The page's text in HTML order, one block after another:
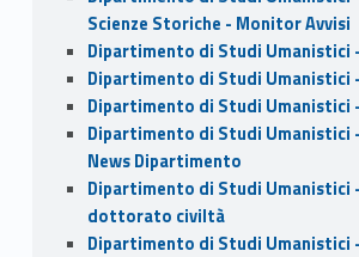
Scienze Storiche - Monitor Avvisi
Dipartimento di Studi Umanistici -
Dipartimento di Studi Umanistici
Dipartimento di Studi Umanistici
Dipartimento di Studi Umanistici
News Dipartimento
Dipartimento di Studi Umanistici
dottorato civiltà
Dipartimento di Studi Umanistici